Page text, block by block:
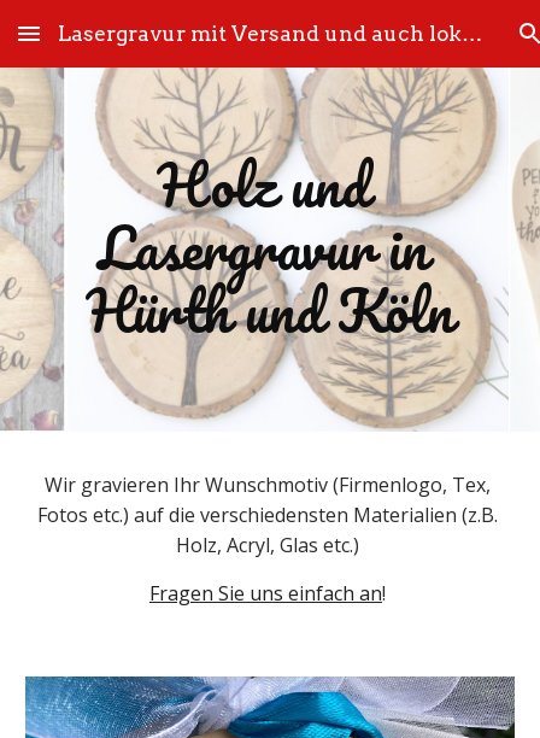
Skip to main content Skip to navigation
Lasergravur mit Versand und auch lokal bei Köln
Holz und
Lasergravur in
Hürth und Köln
Wir gravieren Ihr Wunschmotiv (Firmenlogo, Tex,
Fotos etc.) auf die verschiedensten Materialien (z.B.
Holz, Acryl, Glas etc.)
Fragen Sie uns einfach an!